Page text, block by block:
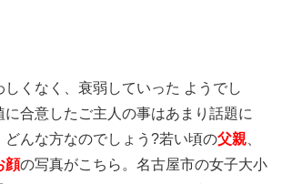
くなく、衰弱していった ようでし
に合意したご主人の事はあまり話題に
どんな方なのでしょう?若い頃の父親
顔の写真がこちら。名古屋市の女子大小